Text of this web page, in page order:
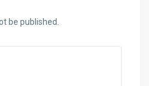
be published.